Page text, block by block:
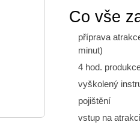
Co vše
příprava
minut)
4 hod.
vyškolený
pojištění
vstup na